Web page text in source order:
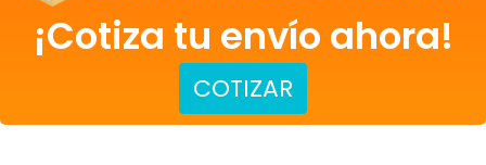
¡Cotiza tu envío ahora!
COTIZAR